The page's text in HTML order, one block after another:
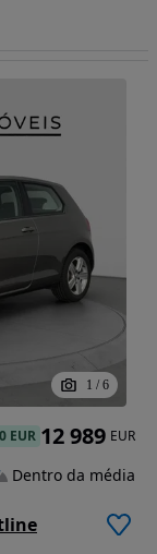
1 / 6
EUR 12 989 EUR
Dentro da média